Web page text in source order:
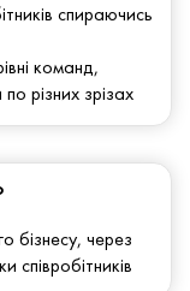
спираючись
команд,
різних зрізах
бізнесу, через
співробітників